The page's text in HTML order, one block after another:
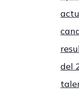
del